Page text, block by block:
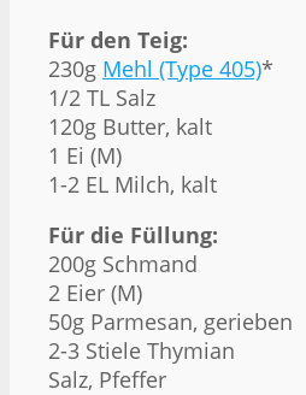
Für den Teig:
230g Mehl (Type 405)*
1/2 TL Salz
120g Butter, kalt
1 Ei (M)
1-2 EL Milch, kalt
Für die Füllung:
200g Schmand
2 Eier (M)
50g Parmesan, gerieben
2-3 Stiele Thymian
Salz, Pfeffer